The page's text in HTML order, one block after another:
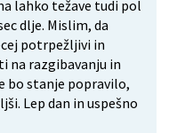
lahko težave tudi pol
dlje. Mislim, da
potrpežljivi in
na razgibavanju in
bo stanje popravilo,
Lep dan in uspešno